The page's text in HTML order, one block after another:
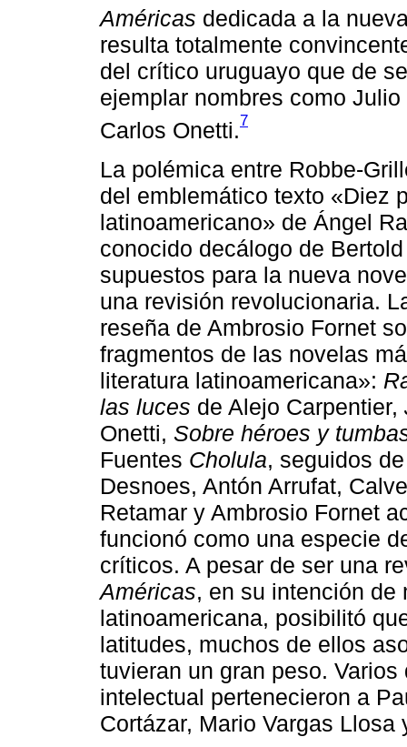
Américas dedicada a la
resulta totalmente
del crítico uruguayo que de
ejemplar nombres como
Carlos Onetti.7
La polémica entre Robbe-
del emblemático texto «Diez
latinoamericano» de Ángel
conocido decálogo de
supuestos para la nueva
una revisión revolucionaria.
reseña de Ambrosio Fornet
fragmentos de las novelas
literatura latinoamericana»:
las luces de Alejo Carpentier,
Onetti, Sobre héroes y
Fuentes Cholula, seguidos
Desnoes, Antón Arrufat,
Retamar y Ambrosio Fornet
funcionó como una especie
críticos. A pesar de ser una
Américas, en su intención de
latinoamericana, posibilitó
latitudes, muchos de ellos
tuvieran un gran peso.
intelectual pertenecieron a
Cortázar, Mario Vargas Llosa